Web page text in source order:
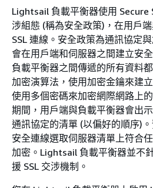
Lightsail 負載平衡器使用 Secure
涉組態 (稱為安全政策)，在用戶
SSL 連線。安全政策為通訊協定
會在用戶端和伺服器之間建立安
負載平衡器之間傳遞的所有資料
加密演算法，使用加密金鑰來建
使用多個密碼來加密網際網路上
期間，用戶端與負載平衡器會出
通訊協定的清單 (以偏好的順序)
安全連線選取伺服器清單上符合
加密。Lightsail 負載平衡器並不
援 SSL 交涉機制。